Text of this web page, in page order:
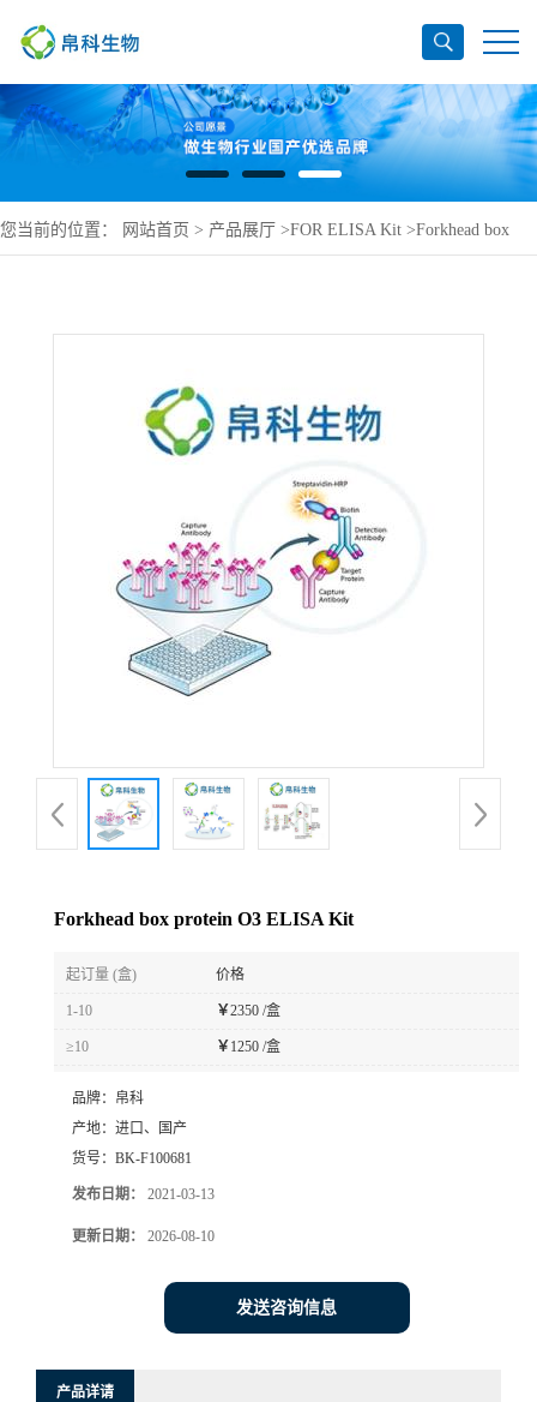
您当前的位置： 网站首页 > 产品展厅 >FOR ELISA Kit >Forkhead box
Forkhead box protein O3 ELISA Kit
起订量 (盒) 价格
1-10 ￥2350 /盒
≥10 ￥ 1250 /盒
品牌： 帛科
产地： 进口、国产
货号： BK-F100681
发布日期： 2021-03-13
更新日期： 2026-08-10
发送咨询信息
产品详请